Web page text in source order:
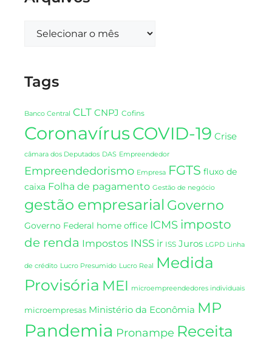
Tags
Banco Central CLT CNPJ Cofins
CoronavírusCOVID-19 Crise
câmara dos Deputados DAS Empreendedor
Empreendedorismo Empresa FGTS fluxo de
caixa Folha de pagamento Gestão de negócio
gestão empresarial Governo
Governo Federal home office ICMS imposto
de renda Impostos INSS ir ISS Juros LGPD Linha
de crédito Lucro Presumido Lucro Real
Medida
Provisória MEI microempreendedores individuais
microempresas Ministério da Econômia MP
Pandemia Pronampe Receita